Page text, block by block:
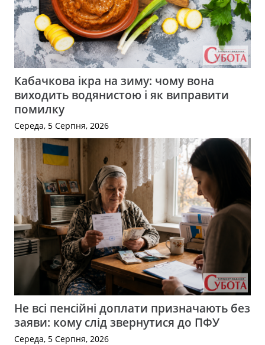
Кабачкова ікра на зиму: чому вона
виходить водянистою і як виправити
помилку
Середа, 5 Серпня, 2026
Не всі пенсійні доплати призначають без
заяви: кому слід звернутися до ПФУ
Середа, 5 Серпня, 2026